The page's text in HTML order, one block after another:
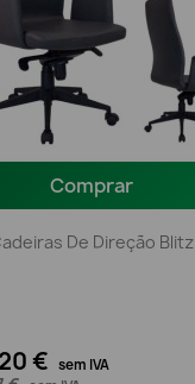
Comprar
De Direção Blitz
€ sem IVA